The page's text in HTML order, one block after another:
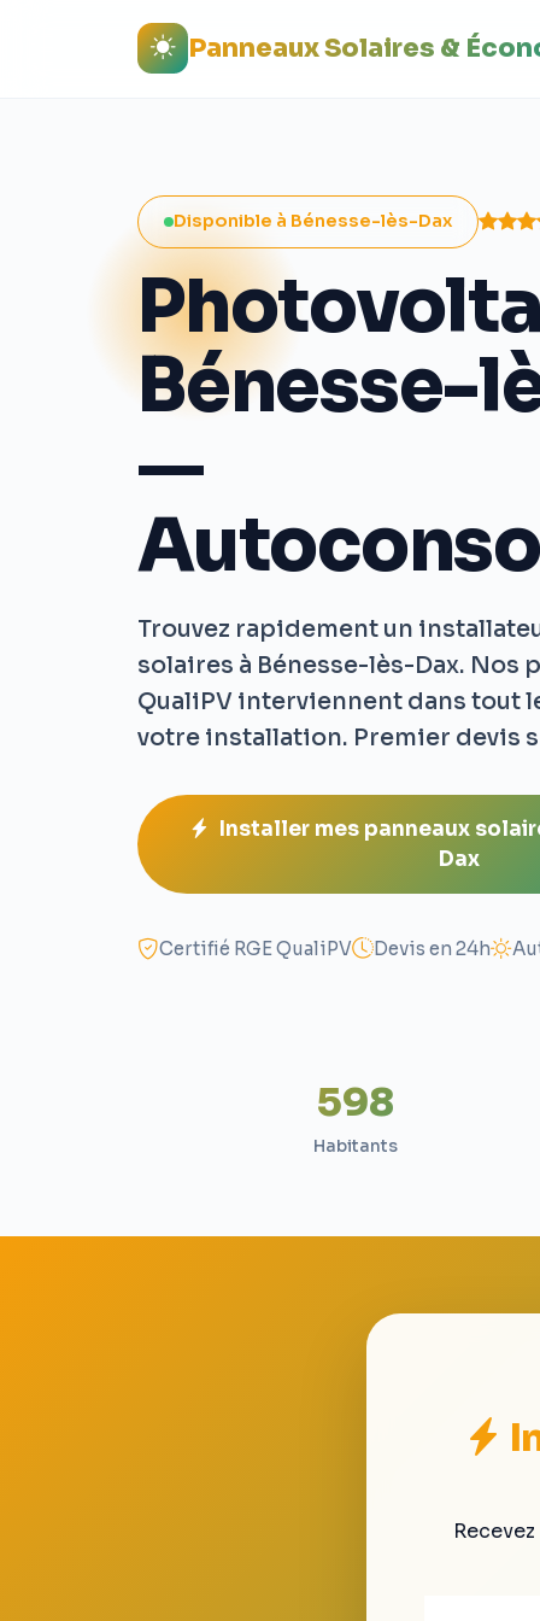
Panneaux Solaires &
Disponible à Bénesse-lès-Dax
Bénesse-
—
Trouvez rapidement un
solaires à Bénesse-lès-Dax. Nos
QualiPV interviennent dans tout
votre installation. Premier devis
Installer mes panneaux
Dax
Certifié RGE QualiPV Devis en 24h
598
Habitants